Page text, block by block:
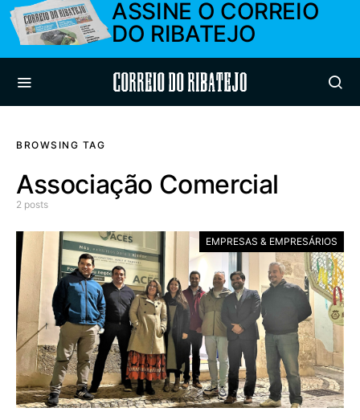
ASSINE O CORREIO
DO RIBATEJO
Correio do Ribatejo
BROWSING TAG
Associação Comercial
2 posts
EMPRESAS & EMPRESÁRIOS